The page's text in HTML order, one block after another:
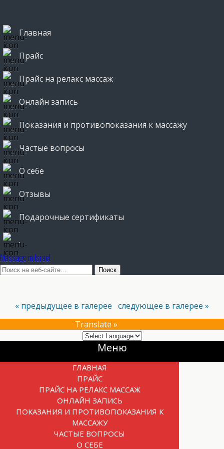
Главная
Прайс
Прайс на релакс массаж
Онлайн запись
Показания и противопоказания к массажу
Частые вопросы
О себе
Отзывы
Подарочные сертификаты
.
Massage in Israel
« предыдущее в галерее следующее в галерее »
Translate »
Прокрутка
Меню
ГЛАВНАЯ
ПРАЙС
ПРАЙС НА РЕЛАКС МАССАЖ
ОНЛАЙН ЗАПИСЬ
ПОКАЗАНИЯ И ПРОТИВОПОКАЗАНИЯ К
МАССАЖУ
ЧАСТЫЕ ВОПРОСЫ
О СЕБЕ